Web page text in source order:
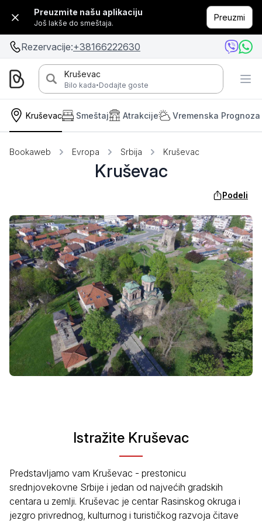
Preuzmite našu aplikaciju
Još lakše do smeštaja.
Preuzmi
Rezervacije:+38166222630
Kruševac
Bilo kada·Dodajte goste
Kruševac Smeštaj Atrakcije Vremenska Prognoza
Bookaweb Evropa Srbija Kruševac
Kruševac
Podeli
Istražite Kruševac
Predstavljamo vam Kruševac - prestonicu
srednjovekovne Srbije i jedan od najvećih gradskih
centara u zemlji. Kruševac je centar Rasinskog okruga i
jezgro privrednog, kulturnog i turističkog razvoja čitave